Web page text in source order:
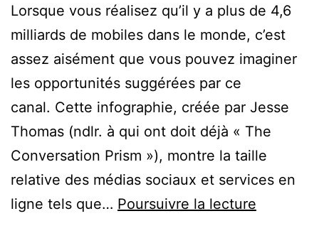
Lorsque vous réalisez qu’il y a plus de 4,6
milliards de mobiles dans le monde, c’est
assez aisément que vous pouvez imaginer
les opportunités suggérées par ce
canal. Cette infographie, créée par Jesse
Thomas (ndlr. à qui ont doit déjà « The
Conversation Prism »), montre la taille
relative des médias sociaux et services en
ligne tels que… Poursuivre la lecture